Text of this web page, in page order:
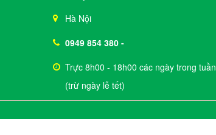
Hà Nội
0949 854 380 -
Trực 8h00 - 18h00 các ngày trong tuần
(trừ ngày lễ tết)